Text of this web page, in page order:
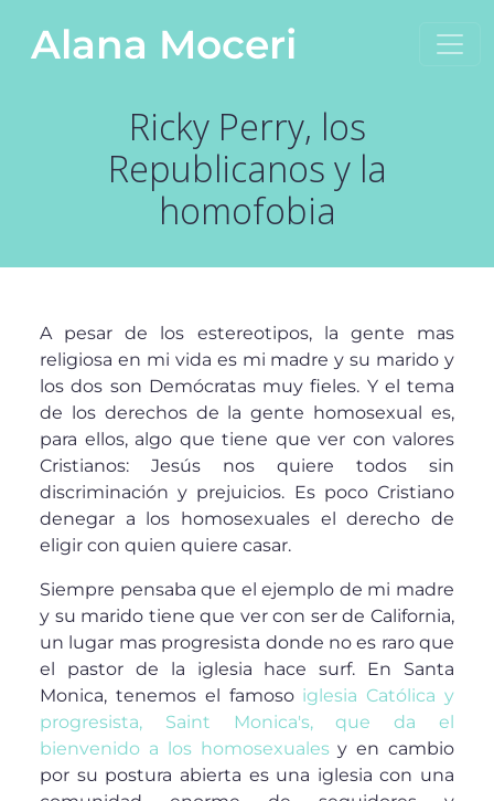
Navegación principal
Alana Moceri
Ricky Perry, los
Republicanos y la
homofobia
A pesar de los estereotipos, la gente mas
religiosa en mi vida es mi madre y su marido y
los dos son Demócratas muy fieles. Y el tema
de los derechos de la gente homosexual es,
para ellos, algo que tiene que ver con valores
Cristianos: Jesús nos quiere todos sin
discriminación y prejuicios. Es poco Cristiano
denegar a los homosexuales el derecho de
eligir con quien quiere casar.
Siempre pensaba que el ejemplo de mi madre
y su marido tiene que ver con ser de California,
un lugar mas progresista donde no es raro que
el pastor de la iglesia hace surf. En Santa
Monica, tenemos el famoso iglesia Católica y
progresista, Saint Monica's, que da el
bienvenido a los homosexualesy en cambio
por su postura abierta es una iglesia con una